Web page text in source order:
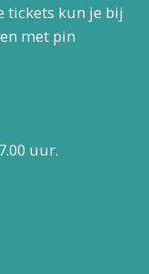
tickets kun je bij
met pin
uur.